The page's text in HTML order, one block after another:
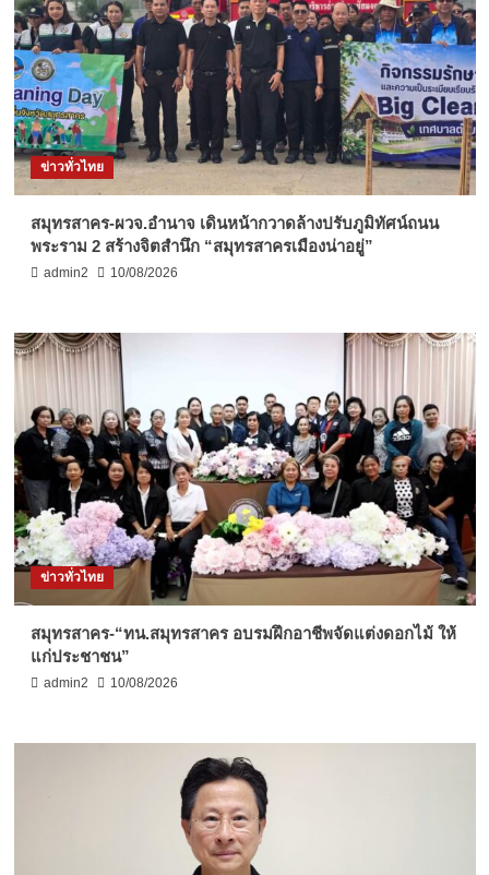
ข่าวทั่วไทย
สมุทรสาคร-ผวจ.อำนาจ เดินหน้ากวาดล้างปรับภูมิทัศน์ถนน
พระราม 2 สร้างจิตสำนึก “สมุทรสาครเมืองน่าอยู่”
admin2 10/08/2026
ข่าวทั่วไทย
สมุทรสาคร-“ทน.สมุทรสาคร อบรมฝึกอาชีพจัดแต่งดอกไม้ ให้
แก่ประชาชน”
admin2 10/08/2026